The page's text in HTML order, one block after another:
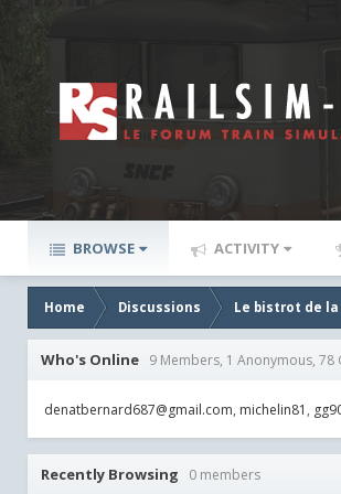
BROWSE ACTIVITY
Home Discussions Le bistrot de la
Who's Online 9 Members, 1 Anonymous, 78
denatbernard687@gmail.com michelin81
Recently Browsing 0 members